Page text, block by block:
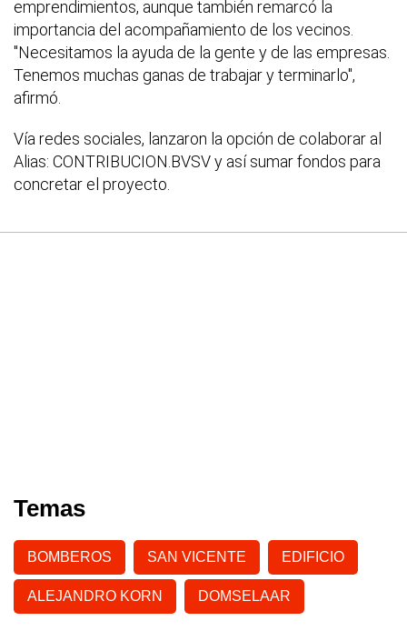
emprendimientos, aunque también remarcó la
importancia del acompañamiento de los vecinos.
"Necesitamos la ayuda de la gente y de las empresas.
Tenemos muchas ganas de trabajar y terminarlo",
afirmó.
Vía redes sociales, lanzaron la opción de colaborar al
Alias: CONTRIBUCION.BVSV y así sumar fondos para
concretar el proyecto.
Temas
BOMBEROS SAN VICENTE EDIFICIO
ALEJANDRO KORN DOMSELAAR